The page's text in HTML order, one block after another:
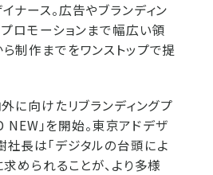
ナース。広告やブランディン
プロモーションまで幅広い領
制作までをワンストップで提
に向けたリブランディングプ
NEW」を開始。東京アドデザ
長は「デジタルの台頭によ
求められることが、より多様